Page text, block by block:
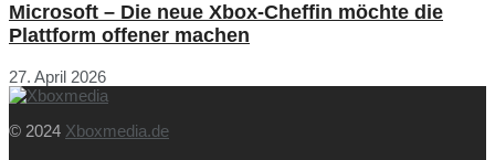
Microsoft – Die neue Xbox-Cheffin möchte die
Plattform offener machen
27. April 2026
© 2024 Xboxmedia.de